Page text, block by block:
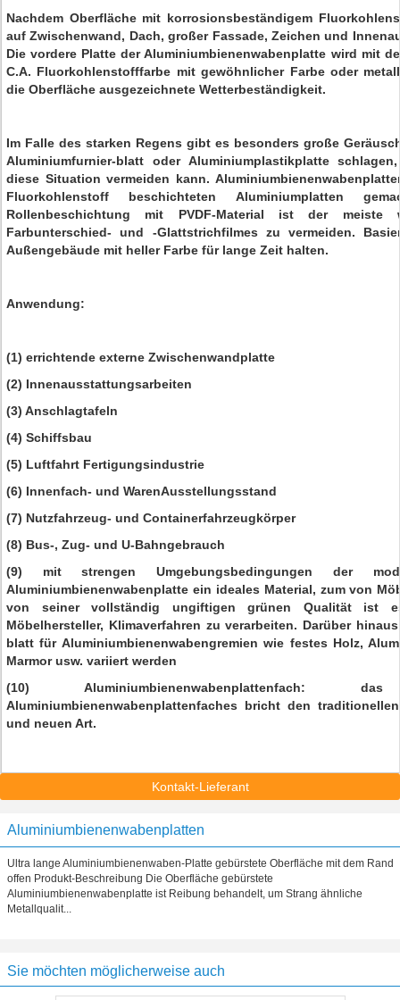
Nachdem Oberfläche mit korrosionsbeständigem
auf Zwischenwand, Dach, großer Fassade, Zeichen und
Die vordere Platte der Aluminiumbienenwabenplatte wird mit
C.A. Fluorkohlenstofffarbe mit gewöhnlicher Farbe oder
die Oberfläche ausgezeichnete Wetterbeständigkeit.
Im Falle des starken Regens gibt es besonders große
Aluminiumfurnier-blatt oder Aluminiumplastikplatte
diese Situation vermeiden kann.
Fluorkohlenstoff beschichteten Aluminiumplatten
Rollenbeschichtung mit PVDF-Material ist der
Farbunterschied- und -Glattstrichfilmes zu vermeiden.
Außengebäude mit heller Farbe für lange Zeit halten.
Anwendung:
(1) errichtende externe Zwischenwandplatte
(2) Innenausstattungsarbeiten
(3) Anschlagtafeln
(4) Schiffsbau
(5) Luftfahrt Fertigungsindustrie
(6) Innenfach- und WarenAusstellungsstand
(7) Nutzfahrzeug- und Containerfahrzeugkörper
(8) Bus-, Zug- und U-Bahngebrauch
(9) mit strengen Umgebungsbedingungen der
Aluminiumbienenwabenplatte ein ideales Material, zum von
von seiner vollständig ungiftigen grünen Qualität ist
Möbelhersteller, Klimaverfahren zu verarbeiten. Darüber
blatt für Aluminiumbienenwabengremien wie festes Holz,
Marmor usw. variiert werden
(10) Aluminiumbienenwabenplattenfach:
Aluminiumbienenwabenplattenfaches bricht den
und neuen Art.
Kontakt-Lieferant
Aluminiumbienenwabenplatten
Ultra lange Aluminiumbienenwaben-Platte gebürstete Oberfläche mit dem Rand
offen Produkt-Beschreibung Die Oberfläche gebürstete
Aluminiumbienenwabenplatte ist Reibung behandelt, um Strang ähnliche
Metallqualit...
Sie möchten möglicherweise auch